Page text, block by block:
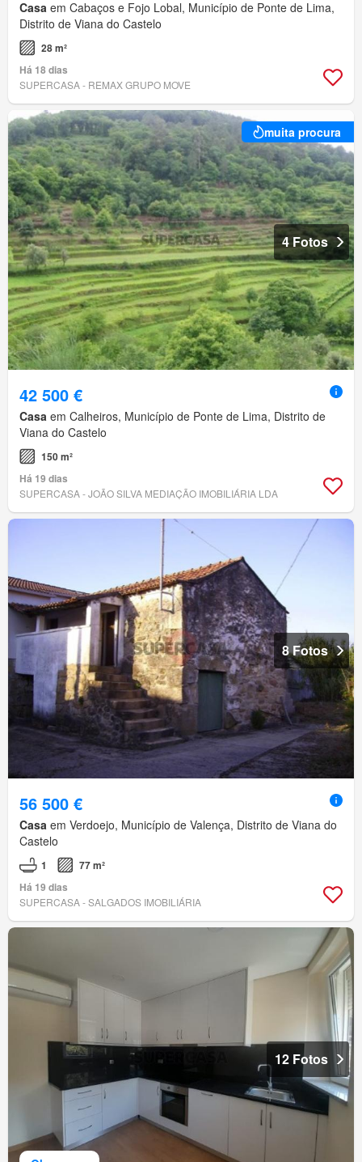
Casa em Cabaços e Fojo Lobal, Município de Ponte de Lima,
Distrito de Viana do Castelo
28 m²
Há 18 dias
SUPERCASA - REMAX GRUPO MOVE
muita procura
4 Fotos
42 500 €
Casa em Calheiros, Município de Ponte de Lima, Distrito de
Viana do Castelo
150 m²
Há 19 dias
SUPERCASA - JOÃO SILVA MEDIAÇÃO IMOBILIÁRIA LDA
8 Fotos
56 500 €
Casa em Verdoejo, Município de Valença, Distrito de Viana do
Castelo
1
77 m²
Há 19 dias
SUPERCASA - SALGADOS IMOBILIÁRIA
12 Fotos